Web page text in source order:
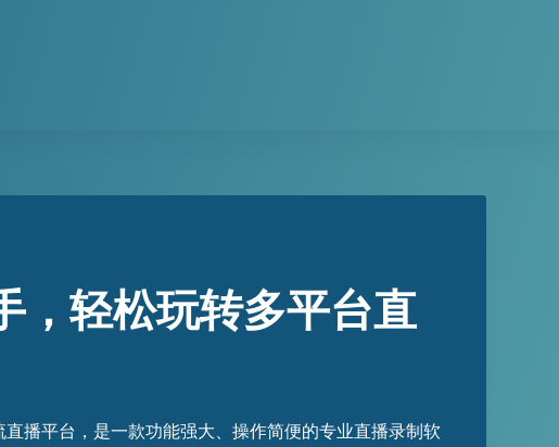
，轻松玩转多平台直
播平台，是一款功能强大、操作简便的专业直播录制软